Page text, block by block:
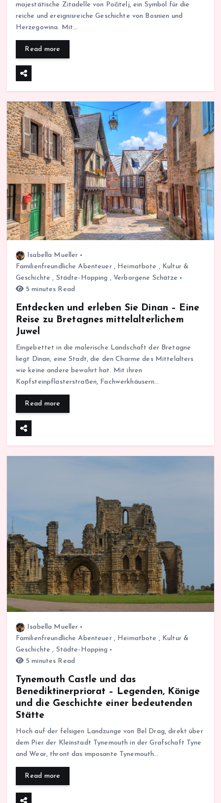
majestätische Zitadelle von Počitelj, ein Symbol für die
reiche und ereignisreiche Geschichte von Bosnien und
Herzegowina. Mit…
Read more
Isabella Mueller
Familienfreundliche Abenteuer, Heimatbote , Kultur &
Geschichte , Städte-Hopping , Verborgene Schätze
5 minutes Read
Entdecken und erleben Sie Dinan – Eine
Reise zu Bretagnes mittelalterlichem
Juwel
Eingebettet in die malerische Landschaft der Bretagne
liegt Dinan, eine Stadt, die den Charme des Mittelalters
wie keine andere bewahrt hat. Mit ihren
Kopfsteinpflasterstraßen, Fachwerkhäusern…
Read more
Isabella Mueller
Familienfreundliche Abenteuer, Heimatbote , Kultur &
Geschichte , Städte-Hopping
5 minutes Read
Tynemouth Castle und das
Benediktinerpriorat – Legenden, Könige
und die Geschichte einer bedeutenden
Stätte
Hoch auf der felsigen Landzunge von Bel Drag, direkt über
dem Pier der Kleinstadt Tynemouth in der Grafschaft Tyne
and Wear, thront das imposante Tynemouth…
Read more